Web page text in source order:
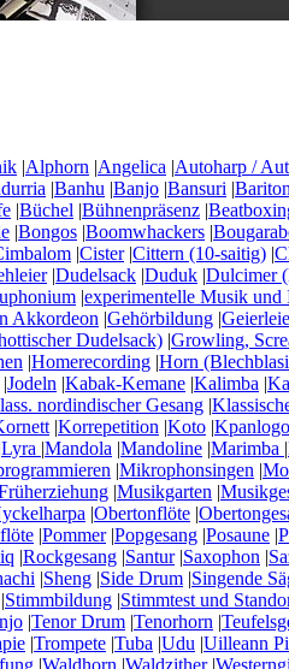
|Alphorn |Angelica |Autoharp /
|Banhu |Banjo |Bansuri |
|Büchel |Bühnenpräsenz |
|Bongos |Boomwhackers |
|Cister|Cittern (10-saitig) |
|Dudelsack |Duduk |Dulcimer
|experimentelle Musik und
Akkordeon |Gehörbildung |
Dudelsack) |Growling,
|Homerecording |Horn
|Jodeln |Kabak-Kemane |Kalimba |
nordindischer Gesang |
|Korrepetition |Koto |Kpanlogo
Lyra |Mandola |Mandoline |Marimba |
|Mikrophonsingen |
|Musikgarten |
|Obertonflöte |
|Pommer|Popgesang |Posaune |
|Rockgesang |Santur|Saxophon |
|Sheng |Side Drum |Singende
|Stimmbildung |Stimmtest und
|Tenor Drum |Tenorhorn |
|Trompete |Tuba |Udu |Uilleann